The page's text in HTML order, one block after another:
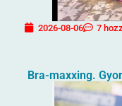
2026-08-06 7
Bra-maxxing.